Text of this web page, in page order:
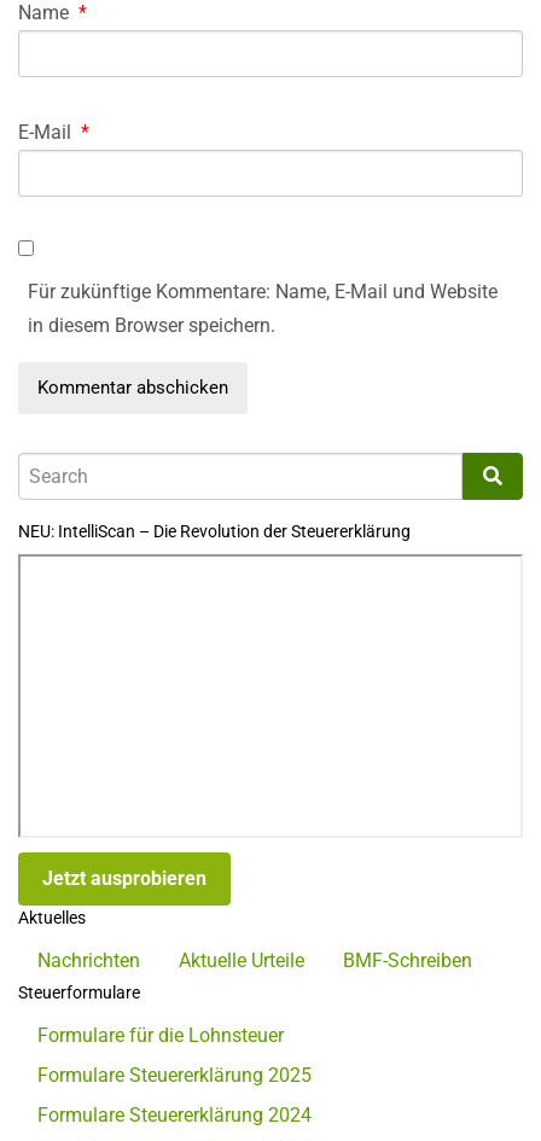
Name *
E-Mail *
Für zukünftige Kommentare: Name, E-Mail und Website
in diesem Browser speichern.
NEU: IntelliScan – Die Revolution der Steuererklärung
Jetzt ausprobieren
Aktuelles
Nachrichten Aktuelle Urteile BMF-Schreiben
Steuerformulare
Formulare für die Lohnsteuer
Formulare Steuererklärung 2025
Formulare Steuererklärung 2024